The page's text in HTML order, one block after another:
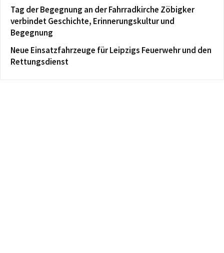
Tag der Begegnung an der Fahrradkirche Zöbigker
verbindet Geschichte, Erinnerungskultur und
Begegnung
Neue Einsatzfahrzeuge für Leipzigs Feuerwehr und den
Rettungsdienst